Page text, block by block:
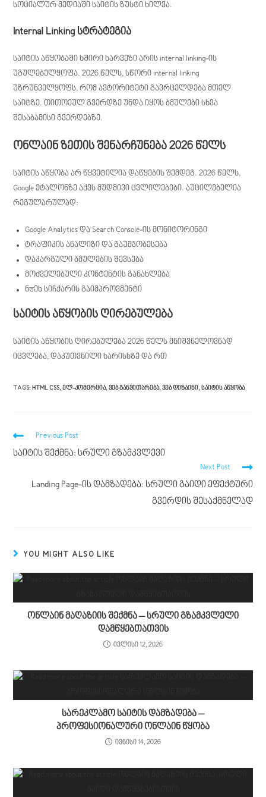
სოციალურ მედიაში საიტის ზუსტი ხილვა.
Internal Linking სტრატეგია
საიტის აწყობაში ხშირი ხარვეზი არის internal linking-ის
უგულებელყოფა. 2026 წელს, სწორი internal linking
უზრუნველყოფს, რომ ავტორიტეტი გავრცელდება მთელ
საიტზე. თითოეულ გვერდზე უნდა იყოს ბმულები სხვა
შესაბამისი გვერდებზე.
ონლაინ ზეთის შენარჩუნება 2026 წელს
საიტის აწყობა არ წყვეტილია დაწყების შემდეგ. 2026 წელს,
Google ეტალონზე აქვს მუდმივი ცვლილებები. აუცილებელია
რეგულარულად:
Google Analytics და Search Console-ის მონიტორინგი
ტრაფიკის ანალიზი და გაუმჯობესება
დაკარგული ბმულების შევსება
მოძველებული კონტენტის განახლება
ნতეხ სიჩქარის გაიმპროვმენტი
საიტის აწყობის ღირებულება
საიტის აწყობის ღირებულება 2026 წელს მნიშვნელოვნად
იცვლება, დაკუთვნილი ხარისხზე და რთ
TAGS:HTML CSS, ᲔᲚ-ᲙᲝᲛᲔᲠᲪᲘᲐ, ᲕᲔᲑ ᲒᲐᲜᲕᲘᲗᲐᲠᲔᲑᲐ, ᲕᲔᲑ ᲓᲘᲖᲐᲘᲜᲘ, ᲡᲐᲘᲢᲘᲡ ᲐᲬᲧᲝᲑᲐ
Previous Post
საიტის შექმნა: სრული გზამკვლევი
Next Post
Landing Page-ის დამზადება: სრული გაიდი ეფექტური
გვერდის შესაქმნელად
YOU MIGHT ALSO LIKE
ონლაინ მაღაზიის შექმნა – სრული გზამკვლელი
დამწყებთათვის
ივლისი 12, 2026
სარეკლამო საიტის დამზადება –
პროფესიონალური ონლაინ წყობა
ივნისი 14, 2026